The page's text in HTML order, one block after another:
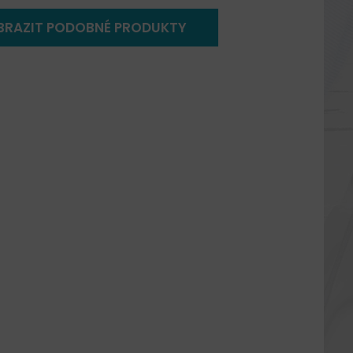
PODOBNÉ PRODUKTY